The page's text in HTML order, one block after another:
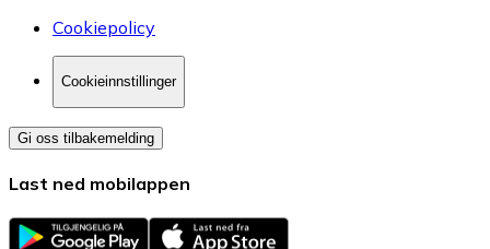
Cookiepolicy
Cookieinnstillinger
Gi oss tilbakemelding
Last ned mobilappen